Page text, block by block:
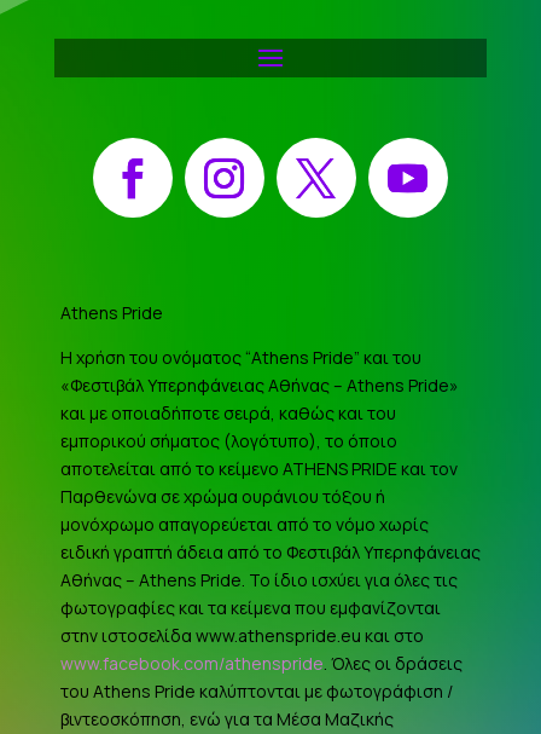
Facebook Instagram X YouTube
Athens Pride
Η χρήση του ονόματος “Athens Pride” και του
«Φεστιβάλ Υπερηφάνειας Αθήνας – Athens Pride»
και με οποιαδήποτε σειρά, καθώς και του
εμπορικού σήματος (λογότυπο), το όποιο
αποτελείται από το κείμενο ATHENS PRIDE και τον
Παρθενώνα σε χρώμα ουράνιου τόξου ή
μονόχρωμο απαγορεύεται από το νόμο χωρίς
ειδική γραπτή άδεια από το Φεστιβάλ Υπερηφάνειας
Αθήνας – Athens Pride. Το ίδιο ισχύει για όλες τις
φωτογραφίες και τα κείμενα που εμφανίζονται
στην ιστοσελίδα www.athenspride.eu και στο
www.facebook.com/athenspride. Όλες οι δράσεις
του Athens Pride καλύπτονται με φωτογράφιση /
βιντεοσκόπηση, ενώ για τα Μέσα Μαζικής